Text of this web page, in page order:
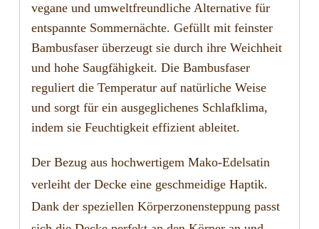
vegane und umweltfreundliche Alternative für
entspannte Sommernächte. Gefüllt mit feinster
Bambusfaser überzeugt sie durch ihre Weichheit
und hohe Saugfähigkeit. Die Bambusfaser
reguliert die Temperatur auf natürliche Weise
und sorgt für ein ausgeglichenes Schlafklima,
indem sie Feuchtigkeit effizient ableitet.
Der Bezug aus hochwertigem Mako-Edelsatin
verleiht der Decke eine geschmeidige Haptik.
Dank der speziellen Körperzonensteppung passt